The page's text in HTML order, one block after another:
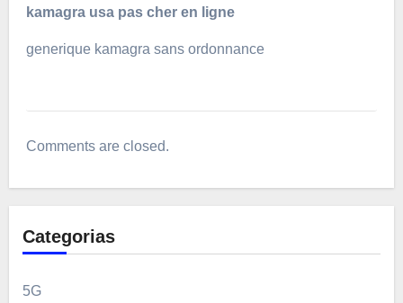
kamagra usa pas cher en ligne
generique kamagra sans ordonnance
Comments are closed.
Categorias
5G